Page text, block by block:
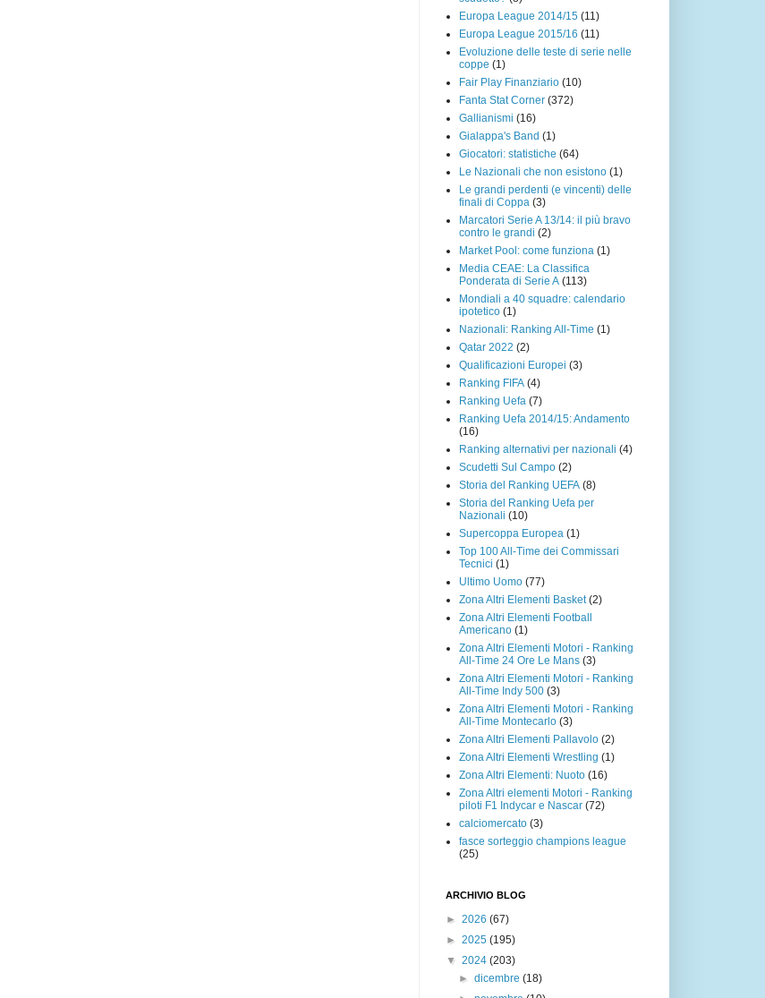
Europa League 2014/15 (11)
Europa League 2015/16 (11)
Evoluzione delle teste di serie nelle
coppe (1)
Fair Play Finanziario (10)
Fanta Stat Corner (372)
Gallianismi (16)
Gialappa's Band (1)
Giocatori: statistiche (64)
Le Nazionali che non esistono (1)
Le grandi perdenti (e vincenti) delle
finali di Coppa (3)
Marcatori Serie A 13/14: il più bravo
contro le grandi (2)
Market Pool: come funziona (1)
Media CEAE: La Classifica
Ponderata di Serie A (113)
Mondiali a 40 squadre: calendario
ipotetico (1)
Nazionali: Ranking All-Time (1)
Qatar 2022 (2)
Qualificazioni Europei (3)
Ranking FIFA (4)
Ranking Uefa (7)
Ranking Uefa 2014/15: Andamento
(16)
Ranking alternativi per nazionali (4)
Scudetti Sul Campo (2)
Storia del Ranking UEFA (8)
Storia del Ranking Uefa per
Nazionali (10)
Supercoppa Europea (1)
Top 100 All-Time dei Commissari
Tecnici (1)
Ultimo Uomo (77)
Zona Altri Elementi Basket (2)
Zona Altri Elementi Football
Americano (1)
Zona Altri Elementi Motori - Ranking
All-Time 24 Ore Le Mans (3)
Zona Altri Elementi Motori - Ranking
All-Time Indy 500 (3)
Zona Altri Elementi Motori - Ranking
All-Time Montecarlo (3)
Zona Altri Elementi Pallavolo (2)
Zona Altri Elementi Wrestling (1)
Zona Altri Elementi: Nuoto (16)
Zona Altri elementi Motori - Ranking
piloti F1 Indycar e Nascar (72)
calciomercato (3)
fasce sorteggio champions league
(25)
ARCHIVIO BLOG
► 2026 (67)
► 2025 (195)
▼ 2024 (203)
►dicembre(18)